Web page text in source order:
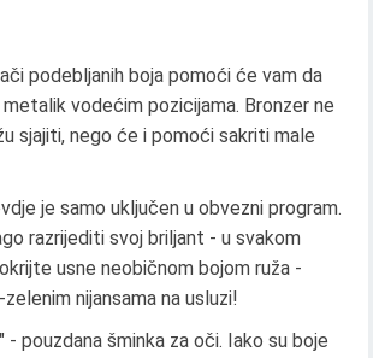
podebljanih boja pomoći će vam da
metalik vodećim pozicijama. Bronzer ne
sjajiti, nego će i pomoći sakriti male
je samo uključen u obvezni program.
razrijediti svoj briljant - u svakom
usne neobičnom bojom ruža -
nijansama na usluzi!
- pouzdana šminka za oči. Iako su boje